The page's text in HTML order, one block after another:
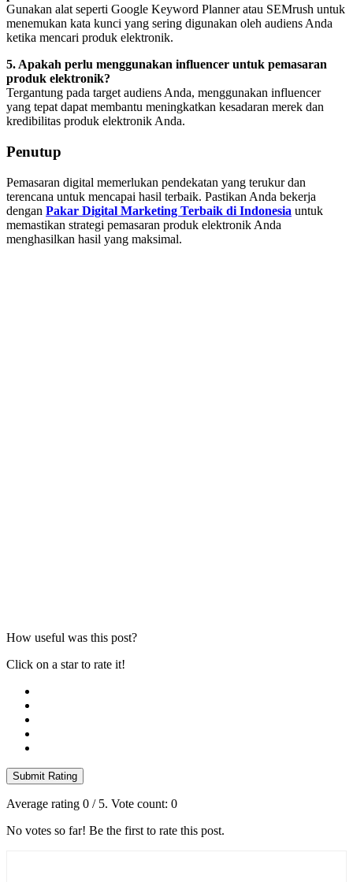
Gunakan alat seperti Google Keyword Planner atau SEMrush untuk
menemukan kata kunci yang sering digunakan oleh audiens Anda
ketika mencari produk elektronik.
5. Apakah perlu menggunakan influencer untuk pemasaran
produk elektronik?
Tergantung pada target audiens Anda, menggunakan influencer
yang tepat dapat membantu meningkatkan kesadaran merek dan
kredibilitas produk elektronik Anda.
Penutup
Pemasaran digital memerlukan pendekatan yang terukur dan
terencana untuk mencapai hasil terbaik. Pastikan Anda bekerja
dengan Pakar Digital Marketing Terbaik di Indonesia untuk
memastikan strategi pemasaran produk elektronik Anda
menghasilkan hasil yang maksimal.
How useful was this post?
Click on a star to rate it!
Submit Rating
Average rating 0 / 5. Vote count: 0
No votes so far! Be the first to rate this post.